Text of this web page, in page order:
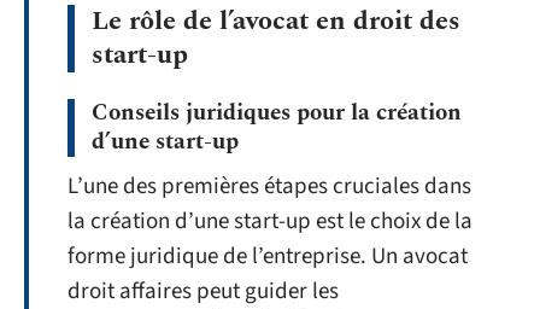
Le rôle de l’avocat en droit des
start-up
Conseils juridiques pour la création
d’une start-up
L’une des premières étapes cruciales dans
la création d’une start-up est le choix de la
forme juridique de l’entreprise. Un avocat
droit affaires peut guider les